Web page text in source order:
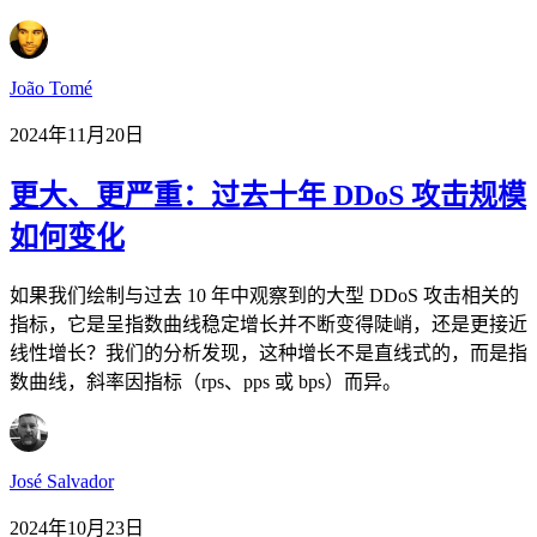
João Tomé
2024年11月20日
更大、更严重：过去十年 DDoS 攻击规模
如何变化
如果我们绘制与过去 10 年中观察到的大型 DDoS 攻击相关的
指标，它是呈指数曲线稳定增长并不断变得陡峭，还是更接近
线性增长？我们的分析发现，这种增长不是直线式的，而是指
数曲线，斜率因指标（rps、pps 或 bps）而异。
José Salvador
2024年10月23日